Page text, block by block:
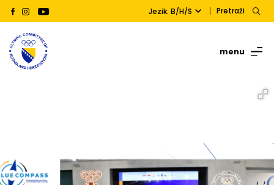
Jezik: B/H/S Pretraži
menu